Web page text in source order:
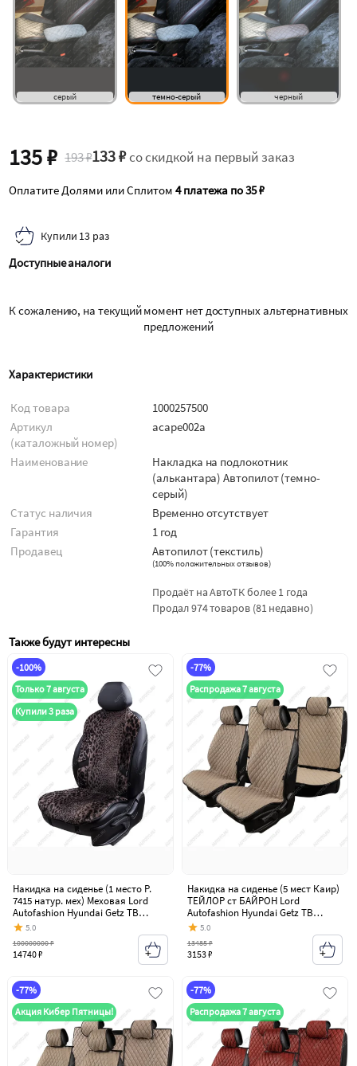
серый темно-серый черный
135 ₽ 193 ₽133 ₽со скидкой на первый заказ
Оплатите Долями или Сплитом4 платежа по 35 ₽
Купили 13 раз
Доступные аналоги
К сожалению, на текущий момент нет доступных альтернативных
предложений
Характеристики
Код товара
1000257500
Артикул
(каталожный номер)
acape002a
Наименование
Накладка на подлокотник
(алькантара) Автопилот (темно-
серый)
Статус наличия
Временно отсутствует
Гарантия
1 год
Продавец
Автопилот (текстиль)
(100% положительных отзывов)
Продаёт на АвтоТК более 1 года
Продал 974 товаров (81 недавно)
Также будут интересны
-100%
Только 7 августа
Купили 3 раза
Накидка на сиденье (1 место Р.
7415 натур. мех) Меховая Lord
Autofashion Hyundai Getz TB
хэтчбэк 3 дв. рестайлинг (2005-
5.0
14740 ₽
100000000 ₽
-77%
Распродажа 7 августа
Накидка на сиденье (5 мест Каир)
ТЕЙЛОР ст БАЙРОН Lord
Autofashion Hyundai Getz TB
хэтчбэк 3 дв. рестайлинг (2005-
5.0
3153 ₽
13485 ₽
-77%
Акция Кибер Пятницы!
-77%
Распродажа 7 августа